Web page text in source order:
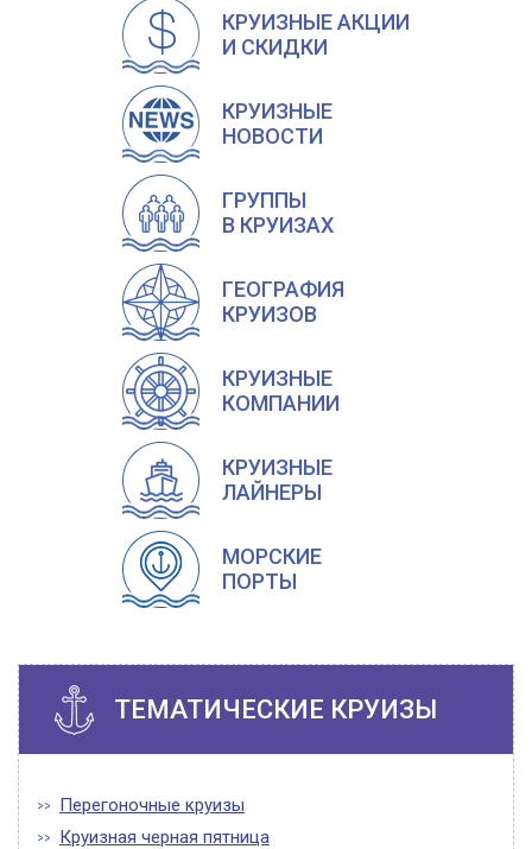
КРУИЗНЫЕ АКЦИИ
И СКИДКИ
КРУИЗНЫЕ
НОВОСТИ
ГРУППЫ
В КРУИЗАХ
ГЕОГРАФИЯ
КРУИЗОВ
КРУИЗНЫЕ
КОМПАНИИ
КРУИЗНЫЕ
ЛАЙНЕРЫ
МОРСКИЕ
ПОРТЫ
ТЕМАТИЧЕСКИЕ КРУИЗЫ
Перегоночные круизы
Круизная черная пятница